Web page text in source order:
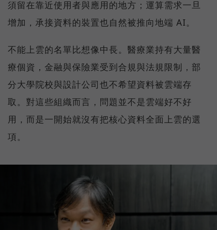
須留在靠近使用者與應用的地方；運算需求一旦
增加，承接資料的裝置也自然被推向地端 AI。
不能上雲的名單比想像中長。醫療業持有大量醫
療個資，金融與保險業受到合規與法規限制，部
分大學院校與設計公司也不希望資料被雲端存
取。對這些組織而言，問題並不是雲端好不好
用，而是一開始就沒有把核心資料全面上雲的選
項。